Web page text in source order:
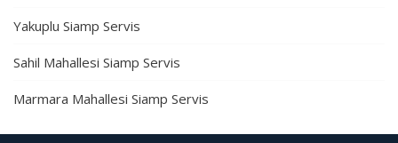
Yakuplu Siamp Servis
Sahil Mahallesi Siamp Servis
Marmara Mahallesi Siamp Servis